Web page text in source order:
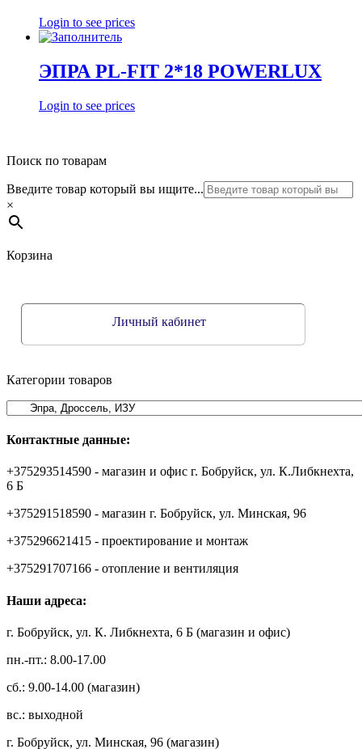
Login to see prices
ЭПРА PL-FIT 2*18 POWERLUX
Login to see prices
Поиск по товарам
Введите товар который вы ищите...
×
Корзина
Личный кабинет
Категории товаров
Контактные данные:
+375293514590 - магазин и офис г. Бобруйск, ул. К.Либкнехта,
6 Б
+375291518590 - магазин г. Бобруйск, ул. Минская, 96
+375296621415 - проектирование и монтаж
+375291707166 - отопление и вентиляция
Наши адреса:
г. Бобруйск, ул. К. Либкнехта, 6 Б (магазин и офис)
пн.-пт.: 8.00-17.00
сб.: 9.00-14.00 (магазин)
вс.: выходной
г. Бобруйск, ул. Минская, 96 (магазин)